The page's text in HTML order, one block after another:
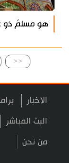
هو مسلمٌ ذو
<<
الاخبار
البث المباشر
من نحن